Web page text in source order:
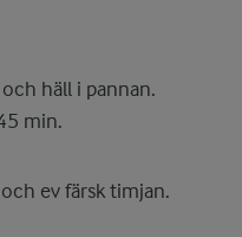
häll i pannan.
min.
ev färsk timjan.